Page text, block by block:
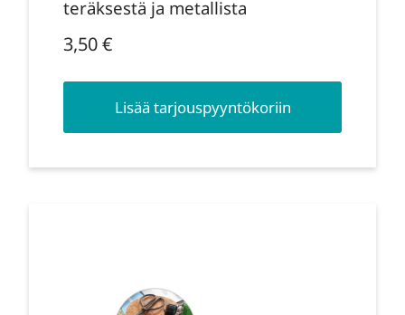
teräksestä ja metallista
3,50€
Lisää tarjouspyyntökoriin